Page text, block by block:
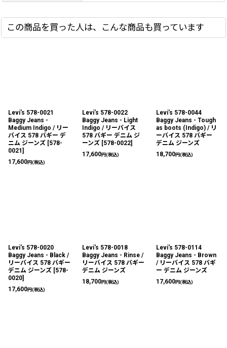
この商品を買った人は、こんな商品も買っています
Levi's 578-0021
Baggy Jeans -
Medium Indigo / リー
バイス 578 バギー デ
ニム ジーンズ [578-
0021 ]
17,600円(税込)
Levi's 578-0022
Baggy Jeans - Light
Indigo / リーバイス
578 バギー デニム ジ
ーンズ [578-0022]
17,600円(税込)
Levi's 578-0044
Baggy Jeans - Tough
as boots (Indigo) / リ
ーバイス 578 バギー
デニム ジーンズ
18,700円(税込)
Levi's 578-0020
Baggy Jeans - Black /
リーバイス 578 バギー
デニム ジーンズ [578-
0020]
17,600円(税込)
Levi's 578-0018
Baggy Jeans - Rinse /
リーバイス 578 バギー
デニム ジーンズ
18,700円(税込)
Levi's 578-0114
Baggy Jeans - Brown
/ リーバイス 578 バギ
ー デニム ジーンズ
17,600円(税込)